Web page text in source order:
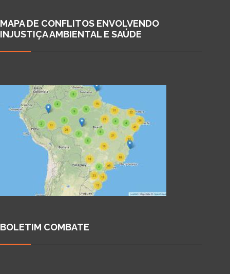
MAPA DE CONFLITOS ENVOLVENDO
INJUSTIÇA AMBIENTAL E SAÚDE
BOLETIM COMBATE